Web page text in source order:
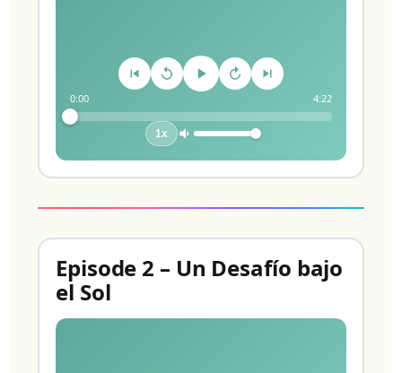
0:00 4:22
1x
Episode 2 – Un Desafío bajo
el Sol